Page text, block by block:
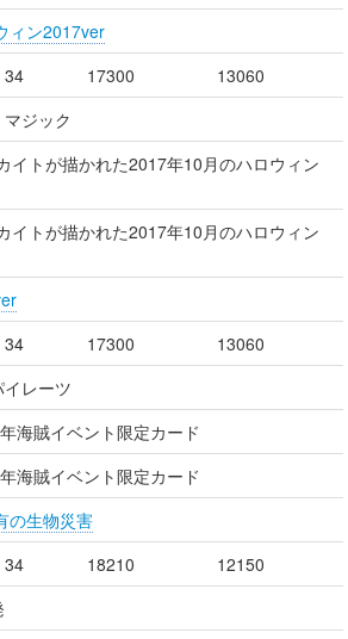
ィン2017ver
34 17300
13060
ジック
イトが描かれた2017年10月のハロウィン
イトが描かれた2017年10月のハロウィン
34 17300
13060
レーツ
海賊イベント限定カード
海賊イベント限定カード
の生物災害
34 18210
12150